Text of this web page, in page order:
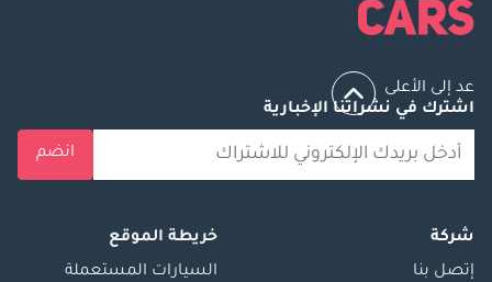
عد إلى الأعلى
اشترك في نشراتنا الإخبارية
انضم
شركة
إتصل بنا
خريطة الموقع
السيارات المستعملة